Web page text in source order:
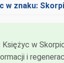
w znaku:
Księżyc w
i